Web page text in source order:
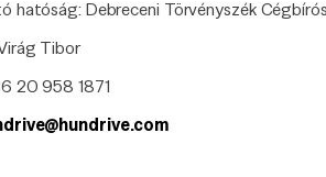
hatóság: Debreceni Törvényszék
Tibor
20 958 1871